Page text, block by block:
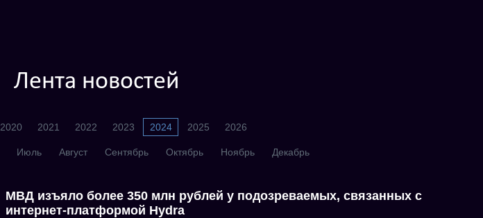
Лента новостей
2020 2021 2022 2023 2024 2025 2026
Июль Август Сентябрь Октябрь Ноябрь Декабрь
МВД изъяло более 350 млн рублей у подозреваемых, связанных с
интернет-платформой Hydra